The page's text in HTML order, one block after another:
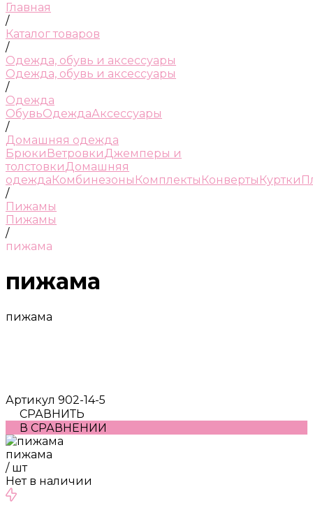
Главная
/
Каталог товаров
/
Одежда, обувь и аксессуары
Одежда, обувь и аксессуары
/
Одежда
ОбувьОдеждаАксессуары
/
Домашняя одежда
Брюки ВетровкиДжемперы и
толстовкиДомашняя
одеждаКомбинезоны Комплекты Конверты Куртки
/
Пижамы
Пижамы
/
пижама
пижама
пижама
Артикул 902-14-5
СРАВНИТЬ
В СРАВНЕНИИ
пижама
/ шт
Нет в наличии